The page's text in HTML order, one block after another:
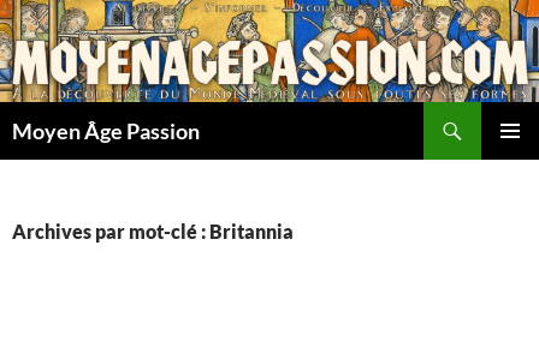
Aller
au
contenu
Moyen Âge Passion
Archives par mot-clé : Britannia